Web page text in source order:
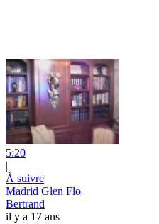
5:20
|
À suivre
Madrid Glen Flo
Bertrand
il y a 17 ans